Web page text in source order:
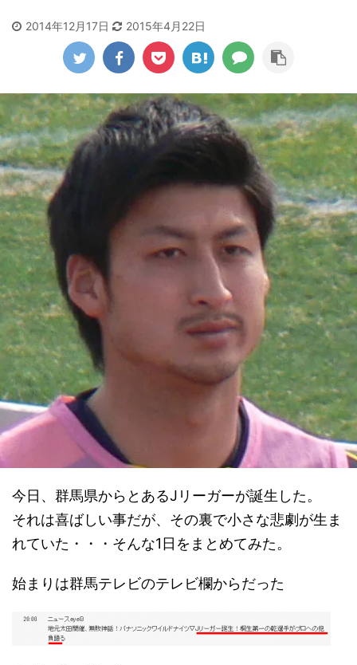
2014年12月17日 2015年4月22日
今日、群馬県からとあるJリーガーが誕生した。
それは喜ばしい事だが、その裏で小さな悲劇が生ま
れていた・・・そんな1日をまとめてみた。
始まりは群馬テレビのテレビ欄からだった